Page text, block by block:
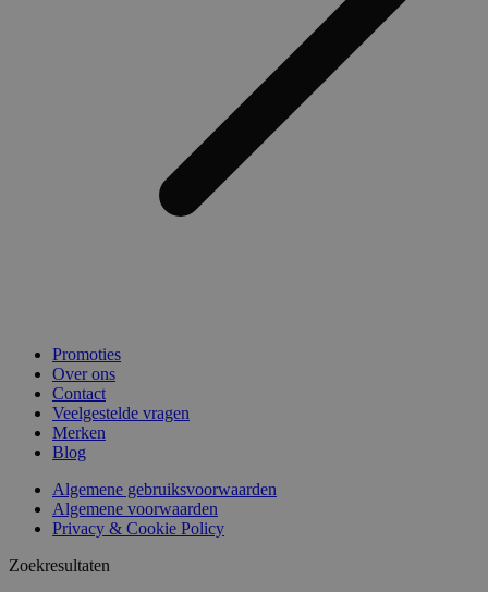
Promoties
Over ons
Contact
Veelgestelde vragen
Merken
Blog
Algemene gebruiksvoorwaarden
Algemene voorwaarden
Privacy & Cookie Policy
Zoekresultaten